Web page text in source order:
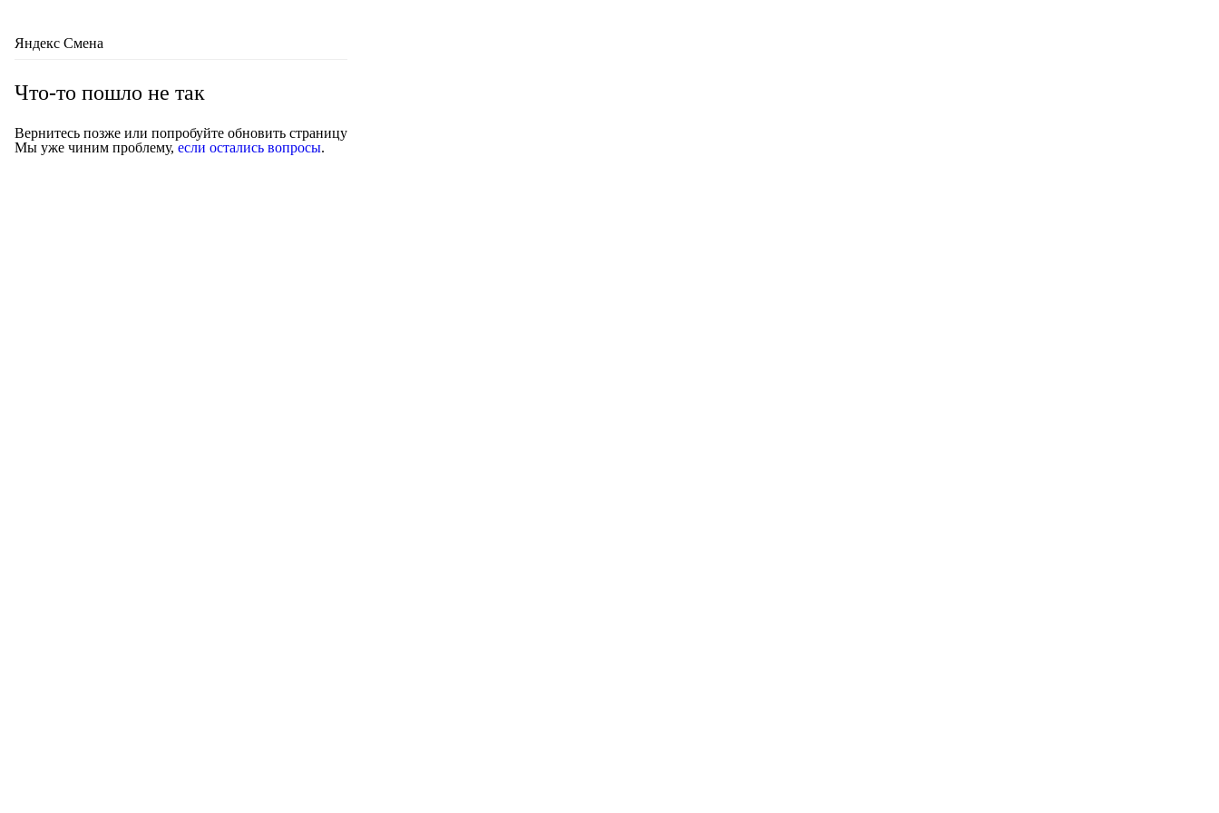
Яндекс Смена
Что-то пошло не так
Вернитесь позже или попробуйте обновить страницу
Мы уже чиним проблему, если остались вопросы.